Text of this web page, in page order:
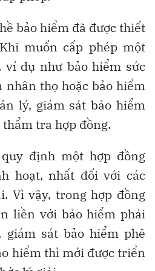
bảo hiểm đã được thiết
muốn cấp phép một
ví dụ như bảo hiểm sức
nhân thọ hoặc bảo hiểm
lý, giám sát bảo hiểm
tra hợp đồng.
định một hợp đồng
hoạt, nhất đối với các
Vì vậy, trong hợp đồng
liền với bảo hiểm phải
giám sát bảo hiểm phê
hiểm thì mới được triển